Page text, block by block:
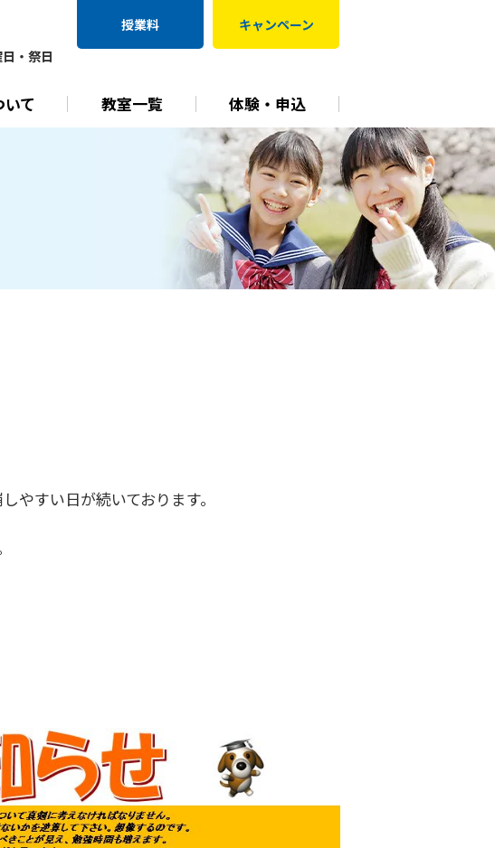
・祭日
授業料 キャンペーン
て 教室一覧 体験・申込
やすい日が続いております。